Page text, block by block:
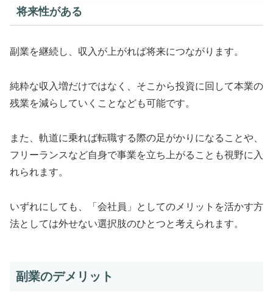
将来性がある
副業を継続し、収入が上がれば将来につながります。
純粋な収入増だけではなく、そこから投資に回して本業の
残業を減らしていくことなども可能です。
また、軌道に乗れば転職する際の足がかりになることや、
フリーランスなど自身で事業を立ち上がることも視野に入
れられます。
いずれにしても、「会社員」としてのメリットを活かす方
法としては外せない選択肢のひとつと考えられます。
副業のデメリット